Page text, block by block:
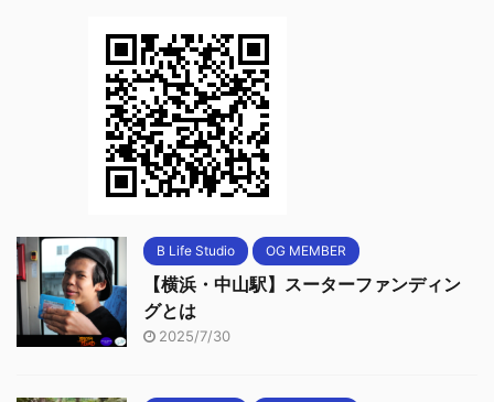
B Life Studio OG MEMBER
【横浜・中山駅】スーターファンディン
グとは
2025/7/30